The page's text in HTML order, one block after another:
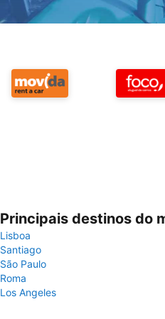
Principais destinos do
Lisboa
Santiago
São Paulo
Roma
Los Angeles